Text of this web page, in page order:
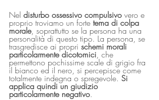
Nel disturbo ossessivo compulsivo vero e
proprio troviamo un forte tema di colpa
morale, soprattutto se la persona ha una
personalità di questo tipo. La persona, se
trasgredisce ai propri schemi morali
particolarmente dicotomici, che
permettono pochissime scale di grigio fra
il bianco ed il nero, si percepisce come
totalmente indegna o spregevole. Si
applica quindi un giudizio
particolarmente negativo.